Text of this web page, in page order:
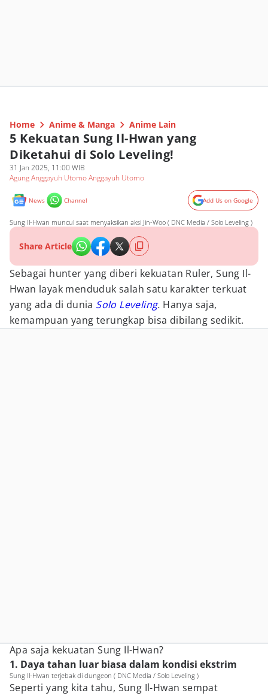
Home Anime & Manga Anime Lain
5 Kekuatan Sung Il-Hwan yang
Diketahui di Solo Leveling!
31 Jan 2025, 11:00 WIB
Agung Anggayuh Utomo Anggayuh Utomo
News Channel Add Us on Google
Sung Il-Hwan muncul saat menyaksikan aksi Jin-Woo ( DNC Media / Solo Leveling )
Share Article
Sebagai hunter yang diberi kekuatan Ruler, Sung Il-
Hwan layak menduduk salah satu karakter terkuat
yang ada di dunia Solo Leveling. Hanya saja,
kemampuan yang terungkap bisa dibilang sedikit.
Apa saja kekuatan Sung Il-Hwan?
1. Daya tahan luar biasa dalam kondisi ekstrim
Sung Il-Hwan terjebak di dungeon ( DNC Media / Solo Leveling )
Seperti yang kita tahu, Sung Il-Hwan sempat